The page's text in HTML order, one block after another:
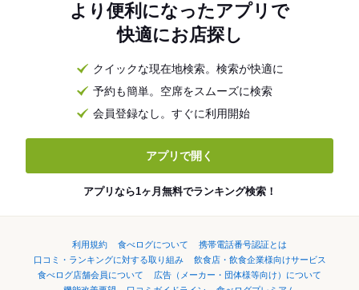
より便利になったアプリで
快適にお店探し
クイックな現在地検索。検索が快適に
予約も簡単。空席をスムーズに検索
会員登録なし。すぐに利用開始
アプリで開く
アプリなら1ヶ月無料でランキング検索！
利用規約 食べログについて
携帯電話番号認証とは
口コミ・ランキングに対する取り組み
飲食店・飲食企業様向けサービス
食べログ店舗会員について
広告（メーカー・団体様等向け）について